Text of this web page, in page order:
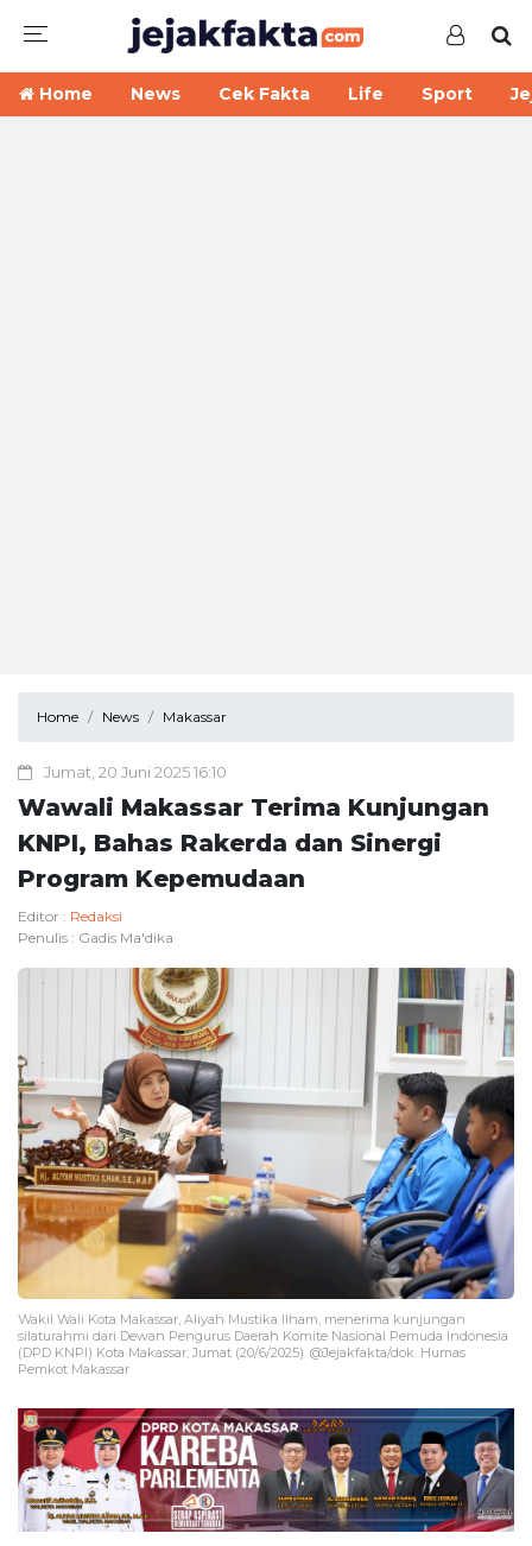
Home News Cek Fakta Life Sport
Home News Makassar
Jumat, 20 Juni 2025 16:10
Wawali Makassar Terima Kunjungan
KNPI, Bahas Rakerda dan Sinergi
Program Kepemudaan
Editor : Redaksi
Penulis : Gadis Ma'dika
Wakil Wali Kota Makassar, Aliyah Mustika Ilham, menerima kunjungan
silaturahmi dari Dewan Pengurus Daerah Komite Nasional Pemuda Indonesia
(DPD KNPI) Kota Makassar, Jumat (20/6/2025). @Jejakfakta/dok. Humas
Pemkot Makassar